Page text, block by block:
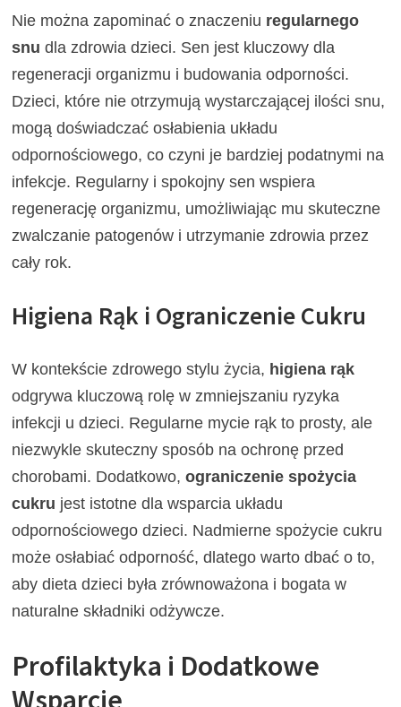
Nie można zapominać o znaczeniu regularnego
snu dla zdrowia dzieci. Sen jest kluczowy dla
regeneracji organizmu i budowania odporności.
Dzieci, które nie otrzymują wystarczającej ilości snu,
mogą doświadczać osłabienia układu
odpornościowego, co czyni je bardziej podatnymi na
infekcje. Regularny i spokojny sen wspiera
regenerację organizmu, umożliwiając mu skuteczne
zwalczanie patogenów i utrzymanie zdrowia przez
cały rok.
Higiena Rąk i Ograniczenie Cukru
W kontekście zdrowego stylu życia, higiena rąk
odgrywa kluczową rolę w zmniejszaniu ryzyka
infekcji u dzieci. Regularne mycie rąk to prosty, ale
niezwykle skuteczny sposób na ochronę przed
chorobami. Dodatkowo,ograniczenie spożycia
cukru jest istotne dla wsparcia układu
odpornościowego dzieci. Nadmierne spożycie cukru
może osłabiać odporność, dlatego warto dbać o to,
aby dieta dzieci była zrównoważona i bogata w
naturalne składniki odżywcze.
Profilaktyka i Dodatkowe